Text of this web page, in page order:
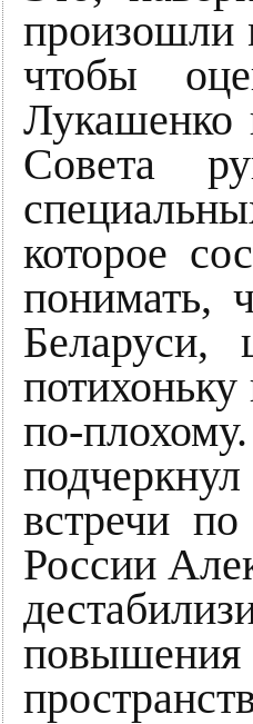
произошли
чтобы
Лукашенко
Совета
которое
понимать,
Беларуси,
по-
встречи
России